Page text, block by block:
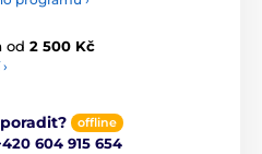
od 2 500 Kč
offline
604 915 654